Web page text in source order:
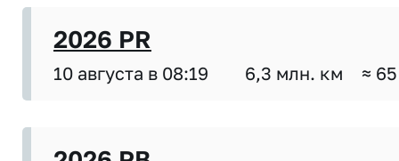
2026 PR
10 августа в 08:19 6,3 млн. км ≈